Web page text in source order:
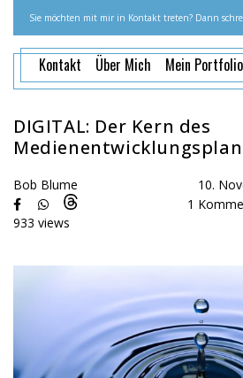
Sie möchten mit mir in Kontakt treten? Dann
Kontakt Über Mich Mein Portfolio
DIGITAL: Der Kern des
Bob Blume
10.
1
933 views